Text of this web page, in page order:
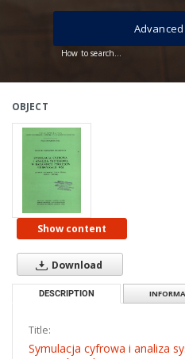
How to search...
OBJECT
Show content
Download
DESCRIPTION
Title:
Symulacja cyfrowa i analiza